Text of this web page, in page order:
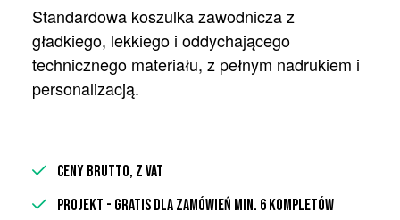
Standardowa koszulka zawodnicza z
gładkiego, lekkiego i oddychającego
technicznego materiału, z pełnym nadrukiem i
personalizacją.
ceny brutto, z VAT
Projekt - gratis dla zamówień min. 6 kompletów